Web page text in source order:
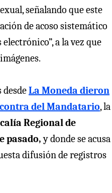
señalando que este
de acoso sistemático
a la vez que
La Moneda dieron
del Mandatario, la
Regional de
pasado,y donde se acusa
difusión de registros